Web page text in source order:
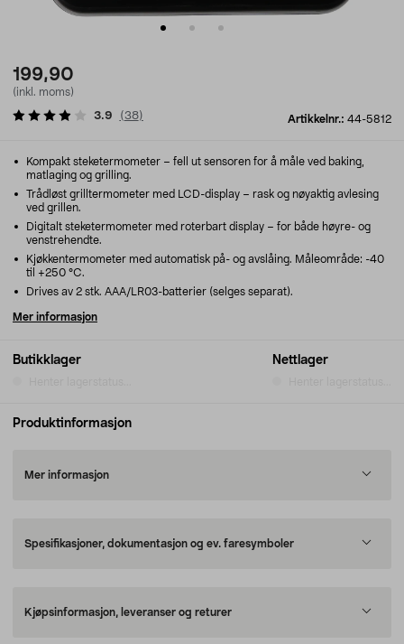
199,90
(inkl. moms)
Artikkelnr.: 44-5812
3.9 (38)
Butikklager Nettlager
Kompakt steketermometer – fell ut sensoren for å måle ved baking,
matlaging og grilling.
Trådløst grilltermometer med LCD-display – rask og nøyaktig avlesing
ved grillen.
Digitalt steketermometer med roterbart display – for både høyre- og
venstrehendte.
Kjøkkentermometer med automatisk på- og avslåing. Måleområde: -40
til +250 °C.
Drives av 2 stk. AAA/LR03-batterier (selges separat).
Mer informasjon
Produktinformasjon
Mer informasjon
Spesifikasjoner, dokumentasjon og ev. faresymboler
Kjøpsinformasjon, leveranser og returer